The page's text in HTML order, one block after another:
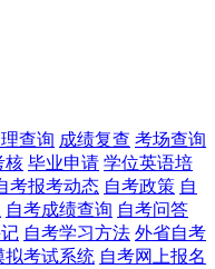
查询 成绩复查 考场查询
核 毕业申请 学位英语培
考报考动态 自考政策 自
自考成绩查询 自考问答
自考学习方法 外省自考
拟考试系统 自考网上报名